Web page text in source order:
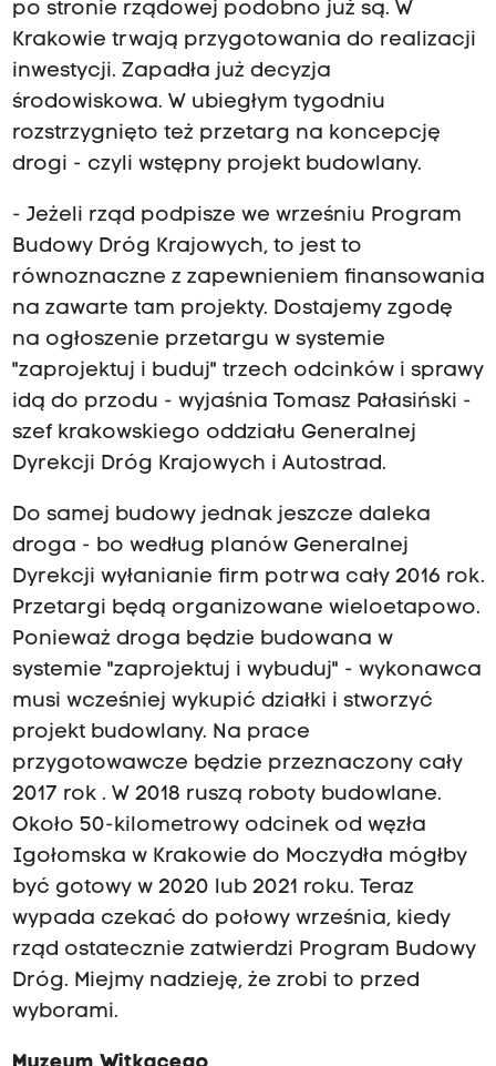
po stronie rządowej podobno już są. W
Krakowie trwają przygotowania do realizacji
inwestycji. Zapadła już decyzja
środowiskowa. W ubiegłym tygodniu
rozstrzygnięto też przetarg na koncepcję
drogi - czyli wstępny projekt budowlany.
- Jeżeli rząd podpisze we wrześniu Program
Budowy Dróg Krajowych, to jest to
równoznaczne z zapewnieniem finansowania
na zawarte tam projekty. Dostajemy zgodę
na ogłoszenie przetargu w systemie
"zaprojektuj i buduj" trzech odcinków i sprawy
idą do przodu - wyjaśnia Tomasz Pałasiński -
szef krakowskiego oddziału Generalnej
Dyrekcji Dróg Krajowych i Autostrad.
Do samej budowy jednak jeszcze daleka
droga - bo według planów Generalnej
Dyrekcji wyłanianie firm potrwa cały 2016 rok.
Przetargi będą organizowane wieloetapowo.
Ponieważ droga będzie budowana w
systemie "zaprojektuj i wybuduj" - wykonawca
musi wcześniej wykupić działki i stworzyć
projekt budowlany. Na prace
przygotowawcze będzie przeznaczony cały
2017 rok . W 2018 ruszą roboty budowlane.
Około 50-kilometrowy odcinek od węzła
Igołomska w Krakowie do Moczydła mógłby
być gotowy w 2020 lub 2021 roku. Teraz
wypada czekać do połowy września, kiedy
rząd ostatecznie zatwierdzi Program Budowy
Dróg. Miejmy nadzieję, że zrobi to przed
wyborami.